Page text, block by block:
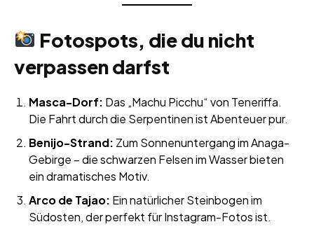
Fotospots, die du nicht
verpassen darfst
Masca-Dorf: Das „Machu Picchu“ von Teneriffa.
Die Fahrt durch die Serpentinen ist Abenteuer pur.
Benijo-Strand: Zum Sonnenuntergang im Anaga-
Gebirge – die schwarzen Felsen im Wasser bieten
ein dramatisches Motiv.
Arco de Tajao: Ein natürlicher Steinbogen im
Südosten, der perfekt für Instagram-Fotos ist.